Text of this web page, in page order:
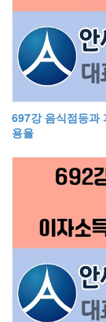
697강 음식점등과
용율